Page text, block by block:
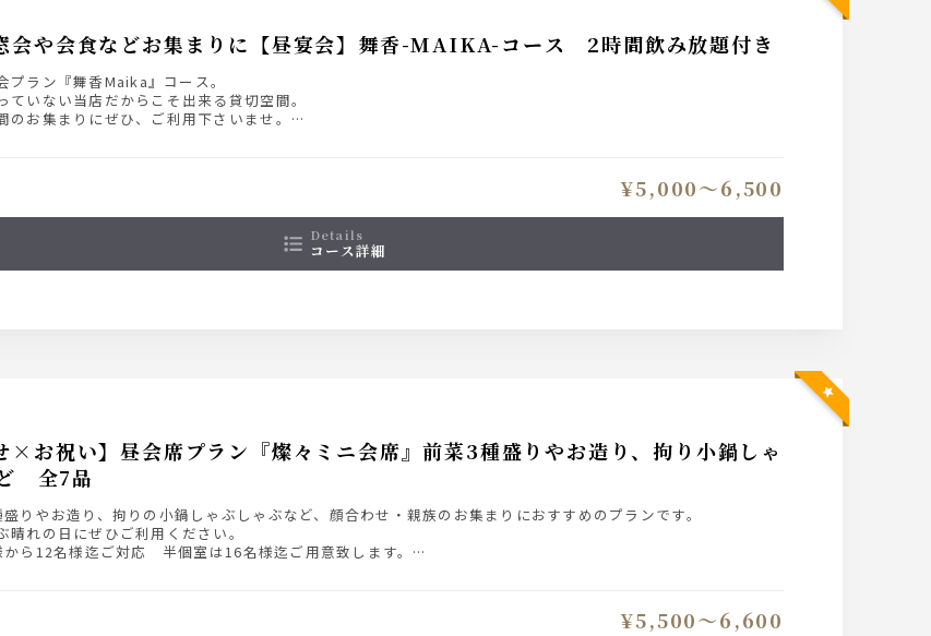
会や会食などお集まりに【昼宴会】舞香-MAIKA-コース 2時間飲み放題付き
プラン『舞香Maika』コース。
ていない当店だからこそ出来る貸切空間。
のお集まりにぜひ、ご利用下さいませ。
常営業を行っておりませんので、ご開催日の1週間前までにご予約いただけますと幸いです。¥5,000〜6,500
details
コース詳細
×お祝い】昼会席プラン『燦々ミニ会席』前菜3種盛りやお造り、拘り小鍋しゃ
全7品
りやお造り、拘りの小鍋しゃぶしゃぶなど、顔合わせ・親族のお集まりにおすすめのプランです。
晴れの日にぜひご利用ください。
ら12名様迄ご対応 半個室は16名様迄ご用意致します。
¥5,500〜6,600